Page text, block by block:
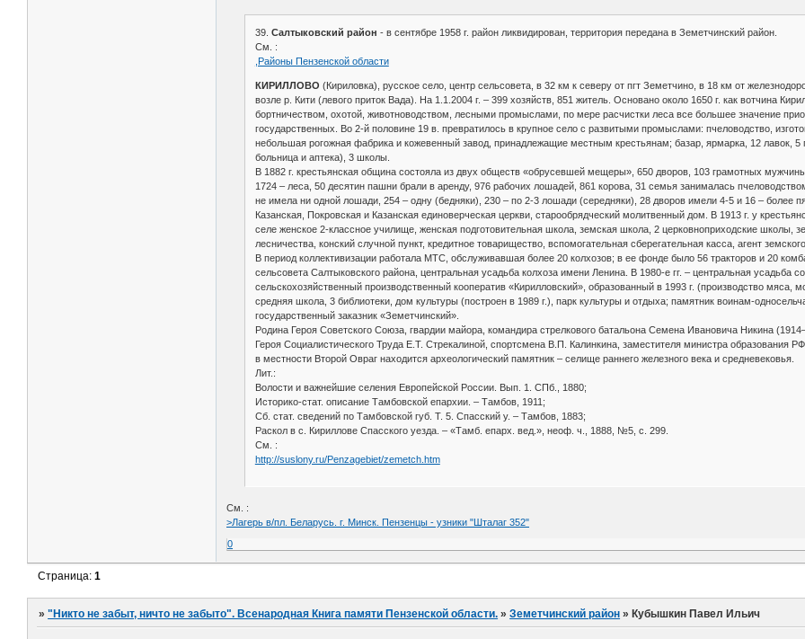
39. Салтыковский район - в сентябре 1958 г. район ликвидирован, территория передана в Земетчинский район.
См. :
,Районы Пензенской области
КИРИЛЛОВО (Кириловка), русское село, центр сельсовета, в 32 км к северу от пгт Земетчино, в 18 км от
возле р. Кити (левого приток Вада). На 1.1.2004 г. – 399 хозяйств, 851 житель. Основано около 1650 г. как вотчина
бортничеством, охотой, животноводством, лесными промыслами, по мере расчистки леса все большее значение
государственных. Во 2-й половине 19 в. превратилось в крупное село с развитыми промыслами: пчеловодство,
небольшая рогожная фабрика и кожевенный завод, принадлежащие местным крестьянам; базар, ярмарка, 12 лавок,
больница и аптека), 3 школы.
В 1882 г. крестьянская община состояла из двух обществ «обрусевшей мещеры», 650 дворов, 103 грамотных
1724 – леса, 50 десятин пашни брали в аренду, 976 рабочих лошадей, 861 корова, 31 семья занималась
не имела ни одной лошади, 254 – одну (бедняки), 230 – по 2-3 лошади (середняки), 28 дворов имели 4-5 и 16 – более
Казанская, Покровская и Казанская единоверческая церкви, старообрядческий молитвенный дом. В 1913 г. у
селе женское 2-классное училище, женская подготовительная школа, земская школа, 2 церковноприходские школы,
лесничества, конский случной пункт, кредитное товарищество, вспомогательная сберегательная касса, агент
В период коллективизации работала МТС, обслуживавшая более 20 колхозов; в ее фонде было 56 тракторов и 20
сельсовета Салтыковского района, центральная усадьба колхоза имени Ленина. В 1980-е гг. – центральная усадьба
сельскохозяйственный производственный кооператив «Кирилловский», образованный в 1993 г. (производство
средняя школа, 3 библиотеки, дом культуры (построен в 1989 г.), парк культуры и отдыха; памятник воинам-
государственный заказник «Земетчинский».
Родина Героя Советского Союза, гвардии майора, командира стрелкового батальона Семена Ивановича Никина
Героя Социалистического Труда Е.Т. Стрекалиной, спортсмена В.П. Калинкина, заместителя министра образования
в местности Второй Овраг находится археологический памятник – селище раннего железного века и средневековья.
Лит.:
Волости и важнейшие селения Европейской России. Вып. 1. СПб., 1880;
Историко-стат. описание Тамбовской епархии. – Тамбов, 1911;
Сб. стат. сведений по Тамбовской губ. Т. 5. Спасский у. – Тамбов, 1883;
Раскол в с. Кириллове Спасского уезда. – «Тамб. епарх. вед.», неоф. ч., 1888, №5, с. 299.
См. :
http://suslony.ru/Penzagebiet/zemetch.htm
См. :
>Лагерь в/пл. Беларусь. г. Минск. Пензенцы - узники "Шталаг 352"
0
Страница:1
»"Никто не забыт, ничто не забыто". Всенародная Книга памяти Пензенской области. »Земетчинский район »Кубышкин Павел Ильич